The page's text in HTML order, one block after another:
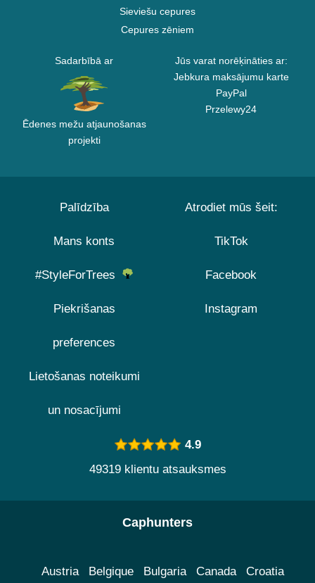
Sieviešu cepures
Cepures zēniem
Sadarbībā ar
Ēdenes mežu atjaunošanas
projekti
Jūs varat norēķināties ar:
Jebkura maksājumu karte
PayPal
Przelewy24
Palīdzība
Mans konts
#StyleForTrees
Piekrišanas
preferences
Lietošanas noteikumi
un nosacījumi
Atrodiet mūs šeit:
TikTok
Facebook
Instagram
4.9
49319 klientu atsauksmes
Caphunters
Austria Belgique Bulgaria Canada Croatia